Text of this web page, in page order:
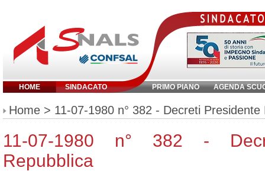
HOME SINDACATO PRIMO PIANO AGENDA
Inserisci parola chiave:
Home > 11-07-1980 n° 382 - Decreti Presidente
11-07-1980 n° 382 -
Repubblica